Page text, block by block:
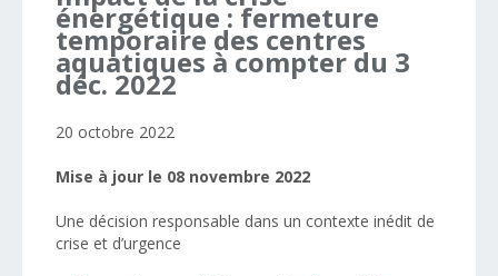
énergétique :fermeture
temporaire descentres
aquatiques àcompterdu 3
déc.2022
20 octobre 2022
Mise à jour le 08 novembre 2022
Une décision responsable dans un contexte inédit de
crise et d’urgence